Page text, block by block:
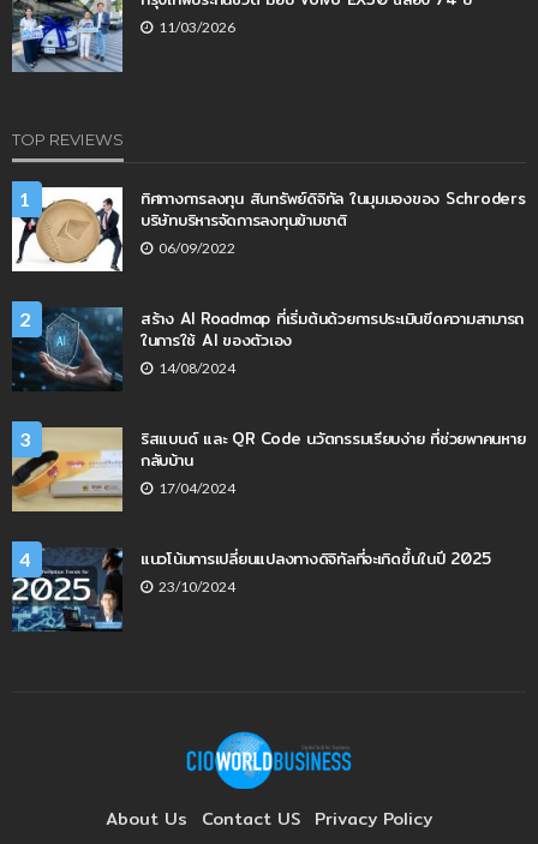
11/03/2026
TOP REVIEWS
1
ทิศทางการลงทุน สินทรัพย์ดิจิทัล ในมุมมองของ Schroders
บริษัทบริหารจัดการลงทุนข้ามชาติ
06/09/2022
2
สร้าง AI Roadmap ที่เริ่มต้นด้วยการประเมินขีดความสามารถ
ในการใช้ AI ของตัวเอง
14/08/2024
3
ริสแบนด์ และ QR Code นวัตกรรมเรียบง่าย ที่ช่วยพาคนหาย
กลับบ้าน
17/04/2024
4 แนวโน้มการเปลี่ยนแปลงทางดิจิทัลที่จะเกิดขึ้นในปี 2025
23/10/2024
About Us Contact US Privacy Policy